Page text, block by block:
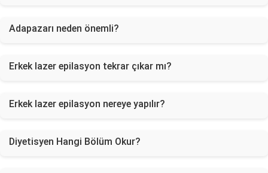
Adapazarı neden önemli?
Erkek lazer epilasyon tekrar çıkar mı?
Erkek lazer epilasyon nereye yapılır?
Diyetisyen Hangi Bölüm Okur?